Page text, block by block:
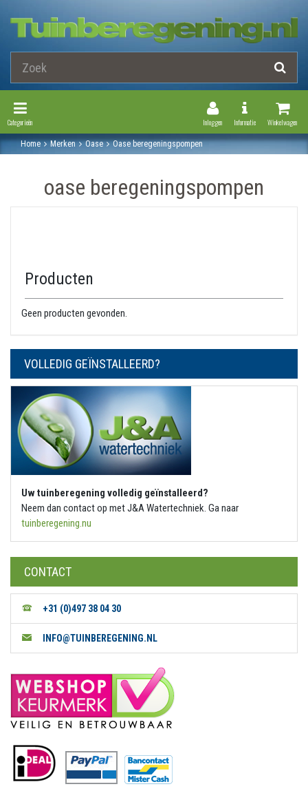
Winkelwagen
Toggle
Informatie
Inloggen
Toggle Navigation
Categorieën
Home Merken Oase Oase beregeningspompen
oase beregeningspompen
Producten
Geen producten gevonden.
VOLLEDIG GEÏNSTALLEERD?
Uw tuinberegening volledig geïnstalleerd?
Neem dan contact op met J&A Watertechniek. Ga naar
tuinberegening.nu
CONTACT
+31 (0)497 38 04 30
INFO@TUINBEREGENING.NL